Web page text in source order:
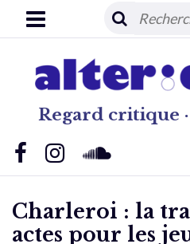
Regard critique
Charleroi : la
actes pour les